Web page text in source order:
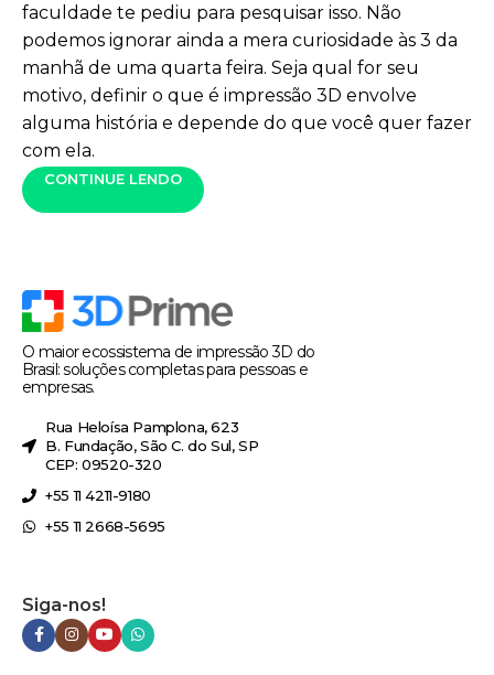
faculdade te pediu para pesquisar isso. Não
podemos ignorar ainda a mera curiosidade às 3 da
manhã de uma quarta feira. Seja qual for seu
motivo, definir o que é impressão 3D envolve
alguma história e depende do que você quer fazer
com ela.
CONTINUE LENDO
O maior ecossistema de impressão 3D do
Brasil: soluções completas para pessoas e
empresas.
Rua Heloísa Pamplona, 623
B. Fundação, São C. do Sul, SP
CEP: 09520-320
+55 11 4211-9180
+55 11 2668-5695
Siga-nos!